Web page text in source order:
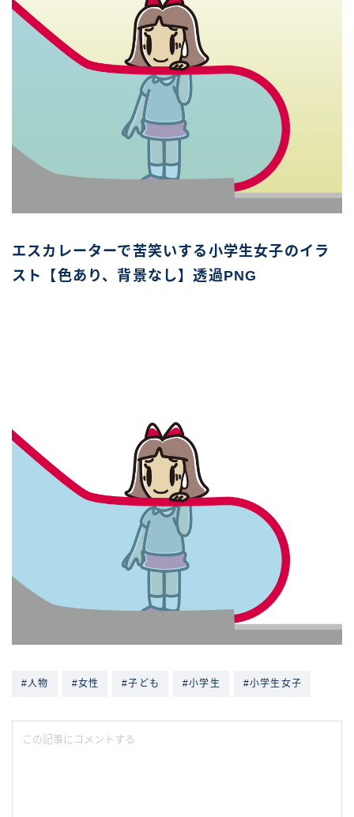
エスカレーターで苦笑いする小学生女子のイラ
スト【色あり、背景なし】透過PNG
#人物 #女性 #子ども #小学生 #小学生女子